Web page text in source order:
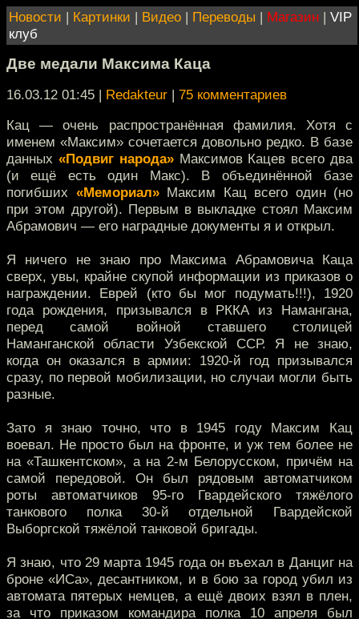
Новости | Картинки | Видео | Переводы | Магазин | VIP
клуб
Две медали Максима Каца
16.03.12 01:45 | Redakteur | 75 комментариев
Кац — очень распространённая фамилия. Хотя с
именем «Максим» сочетается довольно редко. В базе
данных «Подвиг народа»Максимов Кацев всего два
(и ещё есть один Макс). В объединённой базе
погибших «Мемориал»Максим Кац всего один (но
при этом другой). Первым в выкладке стоял Максим
Абрамович — его наградные документы я и открыл.
Я ничего не знаю про Максима Абрамовича Каца
сверх, увы, крайне скупой информации из приказов о
награждении. Еврей (кто бы мог подумать!!!), 1920
года рождения, призывался в РККА из Намангана,
перед самой войной ставшего столицей
Наманганской области Узбекской ССР. Я не знаю,
когда он оказался в армии: 1920-й год призывался
сразу, по первой мобилизации, но случаи могли быть
разные.
Зато я знаю точно, что в 1945 году Максим Кац
воевал. Не просто был на фронте, и уж тем более не
на «Ташкентском», а на 2-м Белорусском, причём на
самой передовой. Он был рядовым автоматчиком
роты автоматчиков 95-го Гвардейского тяжёлого
танкового полка 30-й отдельной Гвардейской
Выборгской тяжёлой танковой бригады.
Я знаю, что 29 марта 1945 года он въехал в Данциг на
броне «ИСа», десантником, и в бою за город убил из
автомата пятерых немцев, а ещё двоих взял в плен,
за что приказом командира полка 10 апреля был